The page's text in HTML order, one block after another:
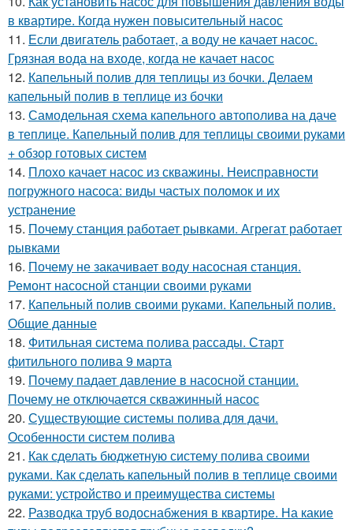
в квартире. Когда нужен повысительный насос
11. Если двигатель работает, а воду не качает насос.
Грязная вода на входе, когда не качает насос
12. Капельный полив для теплицы из бочки. Делаем
капельный полив в теплице из бочки
13. Самодельная схема капельного автополива на даче
в теплице. Капельный полив для теплицы своими руками
+ обзор готовых систем
14. Плохо качает насос из скважины. Неисправности
погружного насоса: виды частых поломок и их
устранение
15. Почему станция работает рывками. Агрегат работает
рывками
16. Почему не закачивает воду насосная станция.
Ремонт насосной станции своими руками
17. Капельный полив своими руками. Капельный полив.
Общие данные
18. Фитильная система полива рассады. Старт
фитильного полива 9 марта
19. Почему падает давление в насосной станции.
Почему не отключается скважинный насос
20. Существующие системы полива для дачи.
Особенности систем полива
21. Как сделать бюджетную систему полива своими
руками. Как сделать капельный полив в теплице своими
руками: устройство и преимущества системы
22. Разводка труб водоснабжения в квартире. На какие